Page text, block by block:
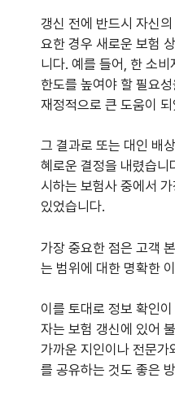
갱신 전에 반드시 자신
요한 경우 새로운 보험
니다. 예를 들어, 한 소
한도를 높여야 할 필요
재정적으로 큰 도움이
그 결과로 또는 대인 배
혜로운 결정을 내렸습니
시하는 보험사 중에서
있었습니다.
가장 중요한 점은 고객
는 범위에 대한 명확한
이를 토대로 정보 확인
자는 보험 갱신에 있어
가까운 지인이나 전문가
를 공유하는 것도 좋은